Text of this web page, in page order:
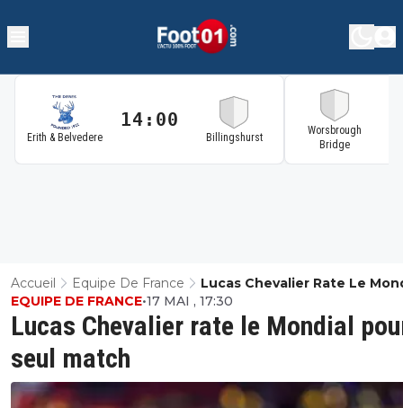
Erith & Belvedere
14:00
Billingshurst
Worsbrough
Bridge
Accueil Equipe De France
Lucas Chevalier Rate Le
Pour Un Seul Match
Lucas Chevalier rate le Mondial
seul match
EQUIPE DE FRANCE•17 MAI , 17:30